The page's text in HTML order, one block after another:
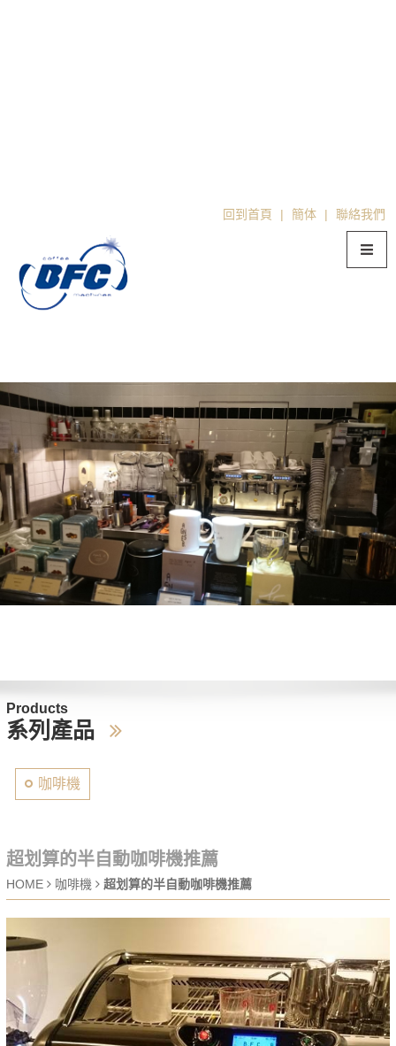
超划算的半自動咖啡機推薦
回到首頁 | 簡体 | 聯絡我們
Products
系列產品
咖啡機
超划算的半自動咖啡機推薦
HOME 咖啡機 超划算的半自動咖啡機推薦